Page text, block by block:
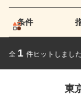
条件
全 1 件ヒットしました
東